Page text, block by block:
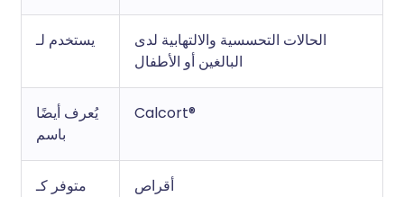
يستخدم لـ
الحالات التحسسية والالتهابية لدى
البالغين أو الأطفال
يُعرف أيضًا
باسم
Calcort®
متوفر كـ أقراص